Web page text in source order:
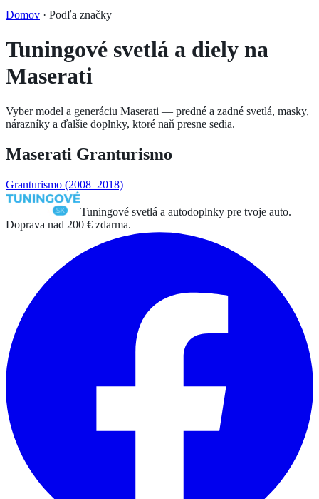
Domov · Podľa značky
Tuningové svetlá a diely na
Maserati
Vyber model a generáciu Maserati — predné a zadné svetlá, masky,
nárazníky a ďalšie doplnky, ktoré naň presne sedia.
Maserati Granturismo
Granturismo (2008–2018)
Tuningové svetlá a autodoplnky pre tvoje auto.
Doprava nad 200 € zdarma.